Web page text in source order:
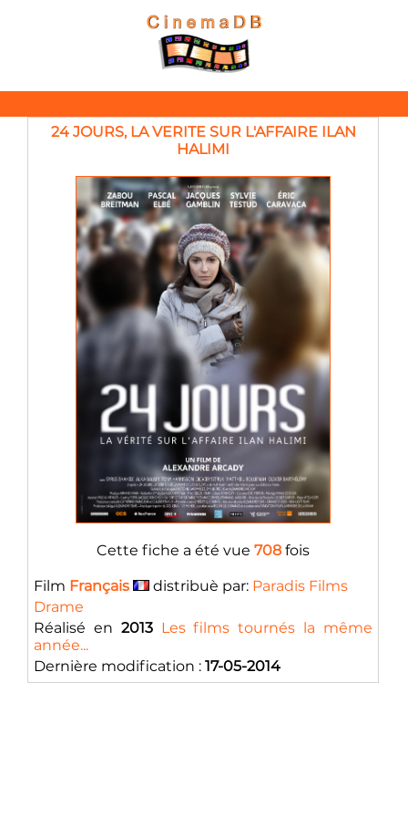
24 JOURS, LA VERITE SUR L'AFFAIRE ILAN
HALIMI
Cette fiche a été vue 708 fois
Film Français distribuè par: Paradis Films
Drame
Réalisé en 2013 Les films tournés la même
année...
Dernière modification : 17-05-2014